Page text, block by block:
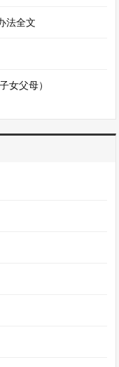
法全文
女父母）